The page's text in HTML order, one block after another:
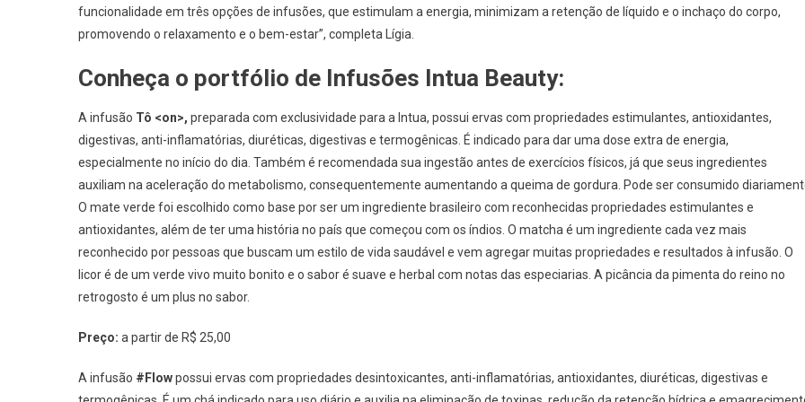
funcionalidade em três opções de infusões, que estimulam a energia, minimizam a retenção de líquido e o inchaço do corpo,
promovendo o relaxamento e o bem-estar”, completa Lígia.
Conheça o portfólio de Infusões Intua Beauty:
A infusão Tô <on>, preparada com exclusividade para a Intua, possui ervas com propriedades estimulantes, antioxidantes,
digestivas, anti-inflamatórias, diuréticas, digestivas e termogênicas. É indicado para dar uma dose extra de energia,
especialmente no início do dia. Também é recomendada sua ingestão antes de exercícios físicos, já que seus ingredientes
auxiliam na aceleração do metabolismo, consequentemente aumentando a queima de gordura. Pode ser consumido
O mate verde foi escolhido como base por ser um ingrediente brasileiro com reconhecidas propriedades estimulantes e
antioxidantes, além de ter uma história no país que começou com os índios. O matcha é um ingrediente cada vez mais
reconhecido por pessoas que buscam um estilo de vida saudável e vem agregar muitas propriedades e resultados à infusão. O
licor é de um verde vivo muito bonito e o sabor é suave e herbal com notas das especiarias. A picância da pimenta do reino no
retrogosto é um plus no sabor.
Preço: a partir de R$ 25,00
A infusão #Flowpossui ervas com propriedades desintoxicantes, anti-inflamatórias, antioxidantes, diuréticas, digestivas e